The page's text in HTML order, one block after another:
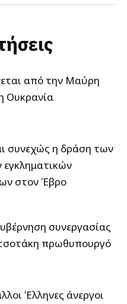
από την Μαύρη
Ουκρανία
συνεχώς η δράση των
εγκληματικών
στον Έβρο
συνεργασίας
πρωθυπουργό
Έλληνες άνεργοι